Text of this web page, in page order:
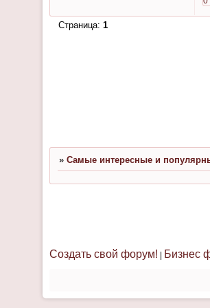
Страница: 1
» Cамые интересные и
Создать свой форум! | Бизнес